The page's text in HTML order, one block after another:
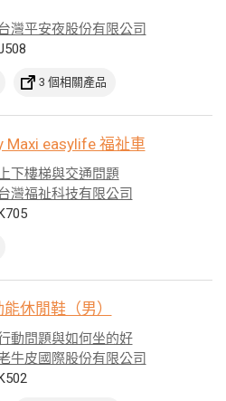
灣平安夜股份有限公司
3 個相關產品
Maxi easylife 福祉車
上下樓梯與交通問題
灣福祉科技有限公司
休閒鞋（男）
動問題與如何坐的好
牛皮國際股份有限公司